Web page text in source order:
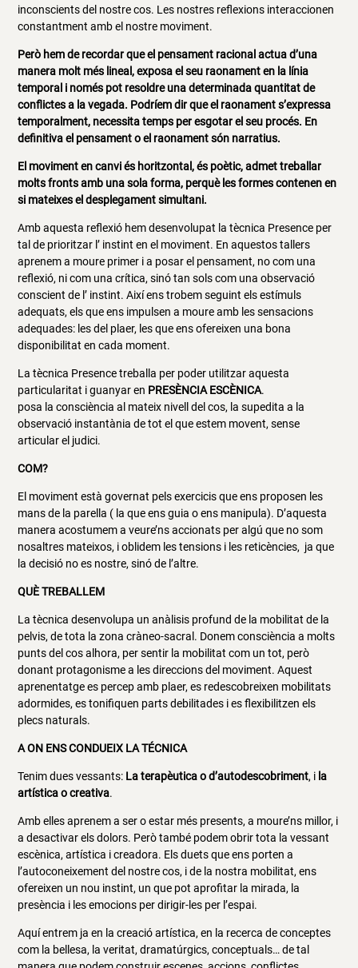
inconscients del nostre cos. Les nostres reflexions interaccionen
constantment amb el nostre moviment.
Però hem de recordar que el pensament racional actua d’una
manera molt més lineal, exposa el seu raonament en la línia
temporal i només pot resoldre una determinada quantitat de
conflictes a la vegada. Podríem dir que el raonament s’expressa
temporalment, necessita temps per esgotar el seu procés. En
definitiva el pensament o el raonament són narratius.
El moviment en canvi és horitzontal, és poètic, admet treballar
molts fronts amb una sola forma, perquè les formes contenen en
si mateixes el desplegament simultani.
Amb aquesta reflexió hem desenvolupat la tècnica Presence per
tal de prioritzar l’ instint en el moviment. En aquestos tallers
aprenem a moure primer i a posar el pensament, no com una
reflexió, ni com una crítica, sinó tan sols com una observació
conscient de l’ instint. Així ens trobem seguint els estímuls
adequats, els que ens impulsen a moure amb les sensacions
adequades: les del plaer, les que ens ofereixen una bona
disponibilitat en cada moment.
La tècnica Presence treballa per poder utilitzar aquesta
particularitat i guanyar en PRESÈNCIA ESCÈNICA.
posa la consciència al mateix nivell del cos, la supedita a la
observació instantània de tot el que estem movent, sense
articular el judici.
COM?
El moviment està governat pels exercicis que ens proposen les
mans de la parella ( la que ens guia o ens manipula). D’aquesta
manera acostumem a veure’ns accionats per algú que no som
nosaltres mateixos, i oblidem les tensions i les reticències, ja que
la decisió no es nostre, sinó de l’altre.
QUÈ TREBALLEM
La tècnica desenvolupa un anàlisis profund de la mobilitat de la
pelvis, de tota la zona cràneo-sacral. Donem consciència a molts
punts del cos alhora, per sentir la mobilitat com un tot, però
donant protagonisme a les direccions del moviment. Aquest
aprenentatge es percep amb plaer, es redescobreixen mobilitats
adormides, es tonifiquen parts debilitades i es flexibilitzen els
plecs naturals.
A ON ENS CONDUEIX LA TÉCNICA
Tenim dues vessants: La terapèutica o d’autodescobriment, i la
artística o creativa.
Amb elles aprenem a ser o estar més presents, a moure’ns millor, i
a desactivar els dolors. Però també podem obrir tota la vessant
escènica, artística i creadora. Els duets que ens porten a
l’autoconeixement del nostre cos, i de la nostra mobilitat, ens
ofereixen un nou instint, un que pot aprofitar la mirada, la
presència i les emocions per dirigir-les per l’espai.
Aquí entrem ja en la creació artística, en la recerca de conceptes
com la bellesa, la veritat, dramatúrgics, conceptuals… de tal